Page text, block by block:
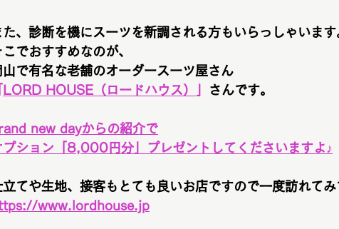
た、診断を機にスーツを新調される方もいらっしゃいます
こでおすすめなのが、
山で有名な老舗のオーダースーツ屋さん
LORD HOUSE（ロードハウス） さんです。
new dayからの紹介で
プション「8,000円分」プレゼントしてくださいますよ♪
立てや生地、接客もとても良いお店ですので一度訪れてみ
www.lordhouse.jp